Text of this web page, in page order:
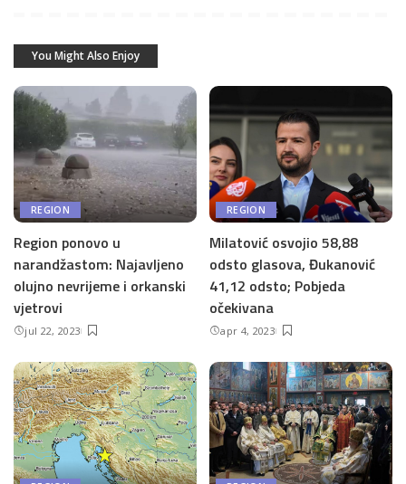
You Might Also Enjoy
REGION
Region ponovo u
narandžastom: Najavljeno
olujno nevrijeme i orkanski
vjetrovi
jul 22, 2023
REGION
Milatović osvojio 58,88
odsto glasova, Đukanović
41,12 odsto; Pobjeda
očekivana
apr 4, 2023